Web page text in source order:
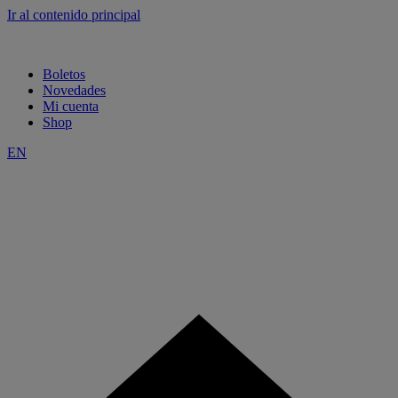
Ir al contenido principal
Boletos
Novedades
Mi cuenta
Shop
EN